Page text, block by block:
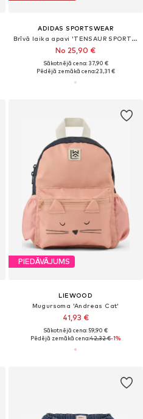
ADIDAS SPORTSWEAR
Brīvā laika apavi 'TENSAUR SPORT 3.0'
No 25,90 €
Sākotnējā cena: 37,90 €
Pēdējā zemākā cena:23,31 €
PIEDĀVĀJUMS
LIEWOOD
Mugursoma 'Andreas Cat'
41,93 €
Sākotnējā cena: 59,90 €
Pēdējā zemākā cena:42,32 €-1%